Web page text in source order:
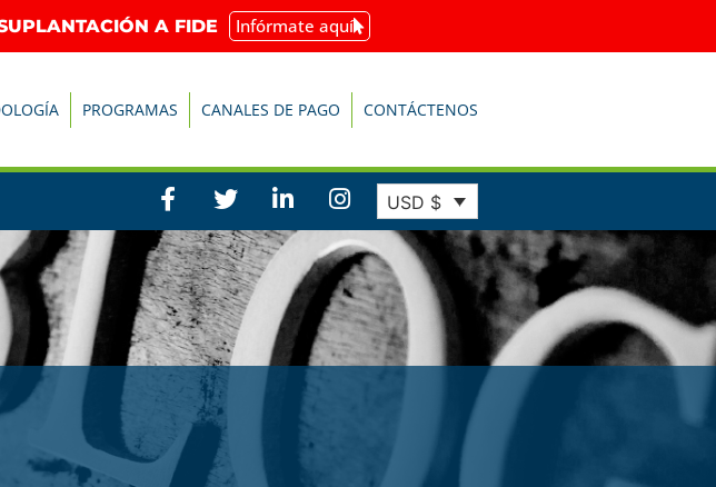
A FIDE Infórmate aquí
PROGRAMAS CANALES DE PAGO CONTÁCTENOS
USD $